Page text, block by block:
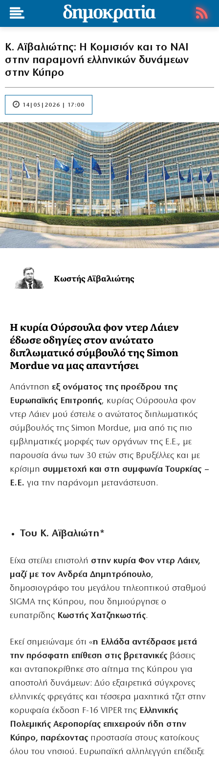
Κ. Αϊβαλιώτης: Η Κομισιόν και το ΝΑΙ
στην παραμονή ελληνικών δυνάμεων
στην Κύπρο
14|05|2026 | 17:00
Κωστής Αϊβαλιώτης
Η κυρία Ούρσουλα φον ντερ Λάιεν
έδωσε οδηγίες στον ανώτατο
διπλωματικό σύμβουλό της Simon
Mordue να μας απαντήσει
Απάντηση εξ ονόματος της προέδρου της
Ευρωπαϊκής Επιτροπής, κυρίας Ούρσουλα φον
ντερ Λάιεν μού έστειλε ο ανώτατος διπλωματικός
σύμβουλός της Simon Mordue, μια από τις πιο
εμβληματικές μορφές των οργάνων της Ε.Ε., με
παρουσία άνω των 30 ετών στις Βρυξέλλες και με
κρίσιμη συμμετοχή και στη συμφωνία Τουρκίας –
Ε.Ε. για την παράνομη μετανάστευση.
Του Κ. Αϊβαλιώτη*
Είχα στείλει επιστολή στην κυρία Φον ντερ Λάιεν,
μαζί με τον Ανδρέα Δημητρόπουλο,
δημοσιογράφο του μεγάλου τηλεοπτικού σταθμού
SIGMA της Κύπρου, που δημιούργησε ο
ευπατρίδης Κωστής Χατζηκωστής.
Εκεί σημειώναμε ότι «η Ελλάδα αντέδρασε μετά
την πρόσφατη επίθεση στις βρετανικές βάσεις
και ανταποκρίθηκε στο αίτημα της Κύπρου για
αποστολή δυνάμεων: Δύο εξαιρετικά σύγχρονες
ελληνικές φρεγάτες και τέσσερα μαχητικά τζετ στην
κορυφαία έκδοση F-16 VIPER της Ελληνικής
Πολεμικής Αεροπορίας επιχειρούν ήδη στην
Κύπρο, παρέχοντας προστασία στους κατοίκους
όλου του νησιού. Ευρωπαϊκή αλληλεγγύη επέδειξε